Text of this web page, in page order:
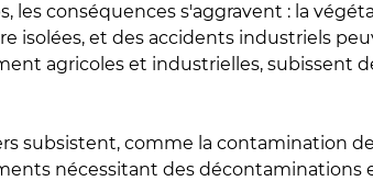
les conséquences s'aggravent : la
isolées, et des accidents industriels
agricoles et industrielles, subissent
subsistent, comme la contamination
nécessitant des décontaminations